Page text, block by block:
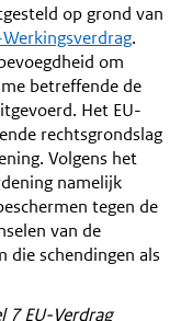
op grond van
.
om
betreffende de
Het EU-
rechtsgrondslag
Volgens het
namelijk
tegen de
van de
die schendingen als
7 EU-Verdrag